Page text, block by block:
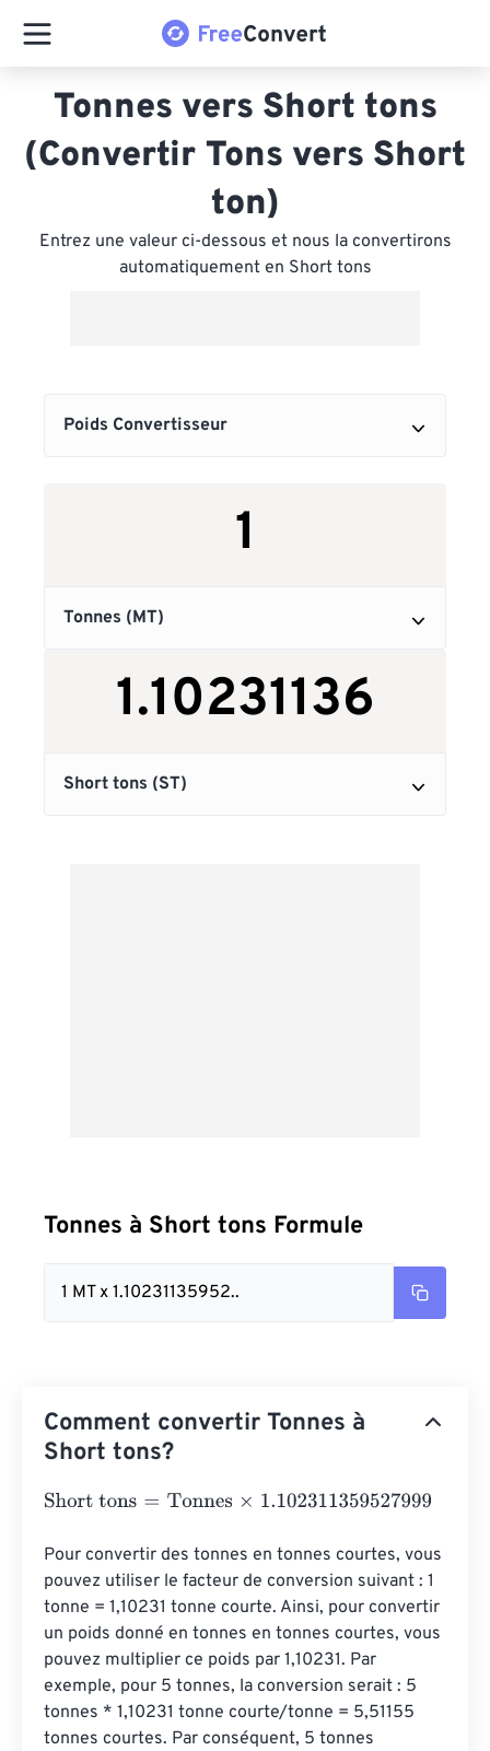
Tonnes vers Short tons
(Convertir Tons vers Short
ton)
Entrez une valeur ci-dessous et nous la convertirons
automatiquement en Short tons
Tonnes à Short tons Formule
1 MT x 1.10231135952..
Comment convertir Tonnes à
Short tons?
Short tons= Tonnes×1.102311359527999
Pour convertir des tonnes en tonnes courtes, vous
pouvez utiliser le facteur de conversion suivant : 1
tonne = 1,10231 tonne courte. Ainsi, pour convertir
un poids donné en tonnes en tonnes courtes, vous
pouvez multiplier ce poids par 1,10231. Par
exemple, pour 5 tonnes, la conversion serait : 5
tonnes * 1,10231 tonne courte/tonne = 5,51155
tonnes courtes. Par conséquent, 5 tonnes